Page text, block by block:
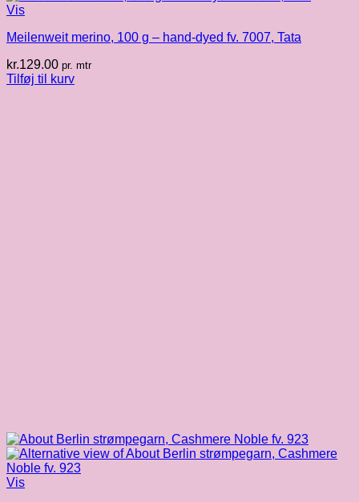
Vis
Meilenweit merino, 100 g – hand-dyed fv. 7007, Tata
kr.129.00 pr. mtr
Tilføj til kurv
Vis